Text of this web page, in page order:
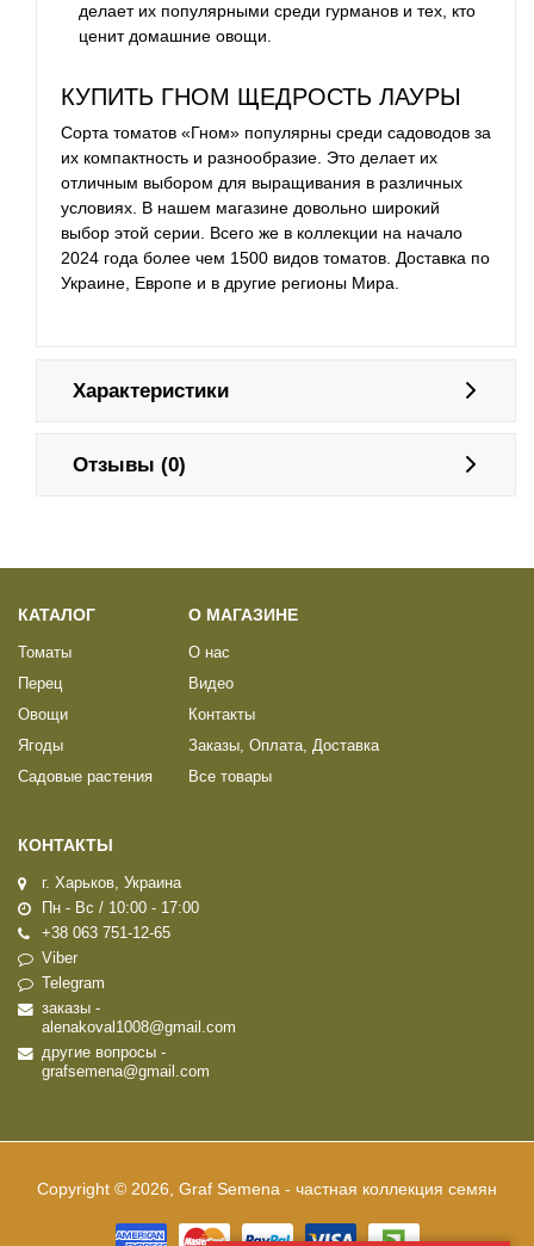
делает их популярными среди гурманов и тех, кто
ценит домашние овощи.
КУПИТЬ ГНОМ ЩЕДРОСТЬ ЛАУРЫ
Сорта томатов «Гном» популярны среди садоводов за
их компактность и разнообразие. Это делает их
отличным выбором для выращивания в различных
условиях. В нашем магазине довольно широкий
выбор этой серии. Всего же в коллекции на начало
2024 года более чем 1500 видов томатов. Доставка по
Украине, Европе и в другие регионы Мира.
Характеристики
Отзывы (0)
КАТАЛОГ
Томаты
Перец
Овощи
Ягоды
Садовые растения
О МАГАЗИНЕ
О нас
Видео
Контакты
Заказы, Оплата, Доставка
Все товары
КОНТАКТЫ
г. Харьков, Украина
Пн - Вс / 10:00 - 17:00
+38 063 751-12-65
Viber
Telegram
заказы -
alenakoval1008@gmail.com
другие вопросы -
grafsemena@gmail.com
Copyright © 2026, Graf Semena - частная коллекция семян